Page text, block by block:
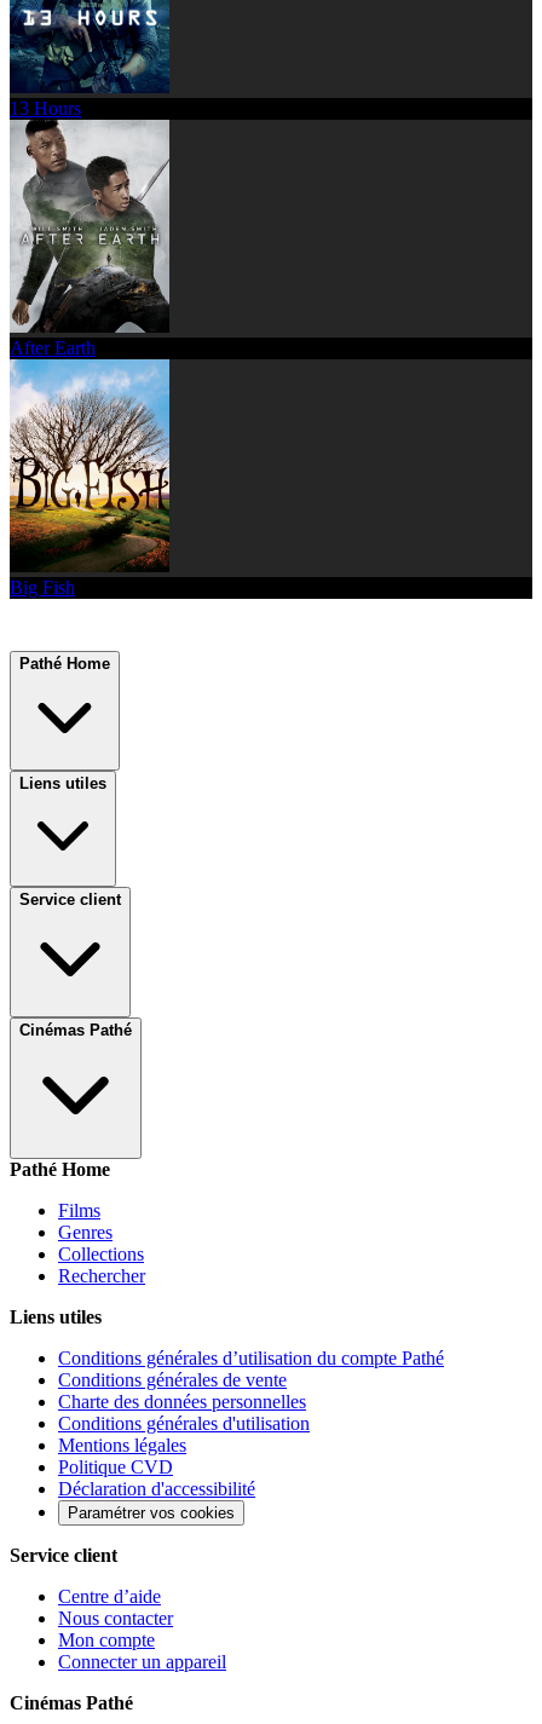
13 Hours
After Earth
Big Fish
Pathé Home
Liens utiles
Service client
Cinémas Pathé
Pathé Home
Films
Genres
Collections
Rechercher
Liens utiles
Conditions générales d’utilisation du compte Pathé
Conditions générales de vente
Charte des données personnelles
Conditions générales d'utilisation
Mentions légales
Politique CVD
Déclaration d'accessibilité
Paramétrer vos cookies
Service client
Centre d’aide
Nous contacter
Mon compte
Connecter un appareil
Cinémas Pathé